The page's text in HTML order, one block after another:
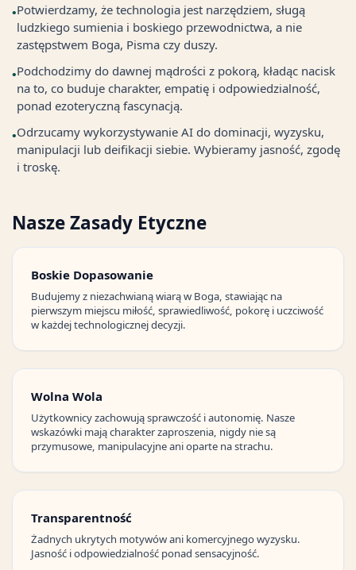
•Potwierdzamy, że technologia jest narzędziem, sługą
ludzkiego sumienia i boskiego przewodnictwa, a nie
zastępstwem Boga, Pisma czy duszy.
•Podchodzimy do dawnej mądrości z pokorą, kładąc nacisk
na to, co buduje charakter, empatię i odpowiedzialność,
ponad ezoteryczną fascynacją.
•Odrzucamy wykorzystywanie AI do dominacji, wyzysku,
manipulacji lub deifikacji siebie. Wybieramy jasność, zgodę
i troskę.
Nasze Zasady Etyczne
Boskie Dopasowanie
Budujemy z niezachwianą wiarą w Boga, stawiając na
pierwszym miejscu miłość, sprawiedliwość, pokorę i uczciwość
w każdej technologicznej decyzji.
Wolna Wola
Użytkownicy zachowują sprawczość i autonomię. Nasze
wskazówki mają charakter zaproszenia, nigdy nie są
przymusowe, manipulacyjne ani oparte na strachu.
Transparentność
Żadnych ukrytych motywów ani komercyjnego wyzysku.
Jasność i odpowiedzialność ponad sensacyjność.